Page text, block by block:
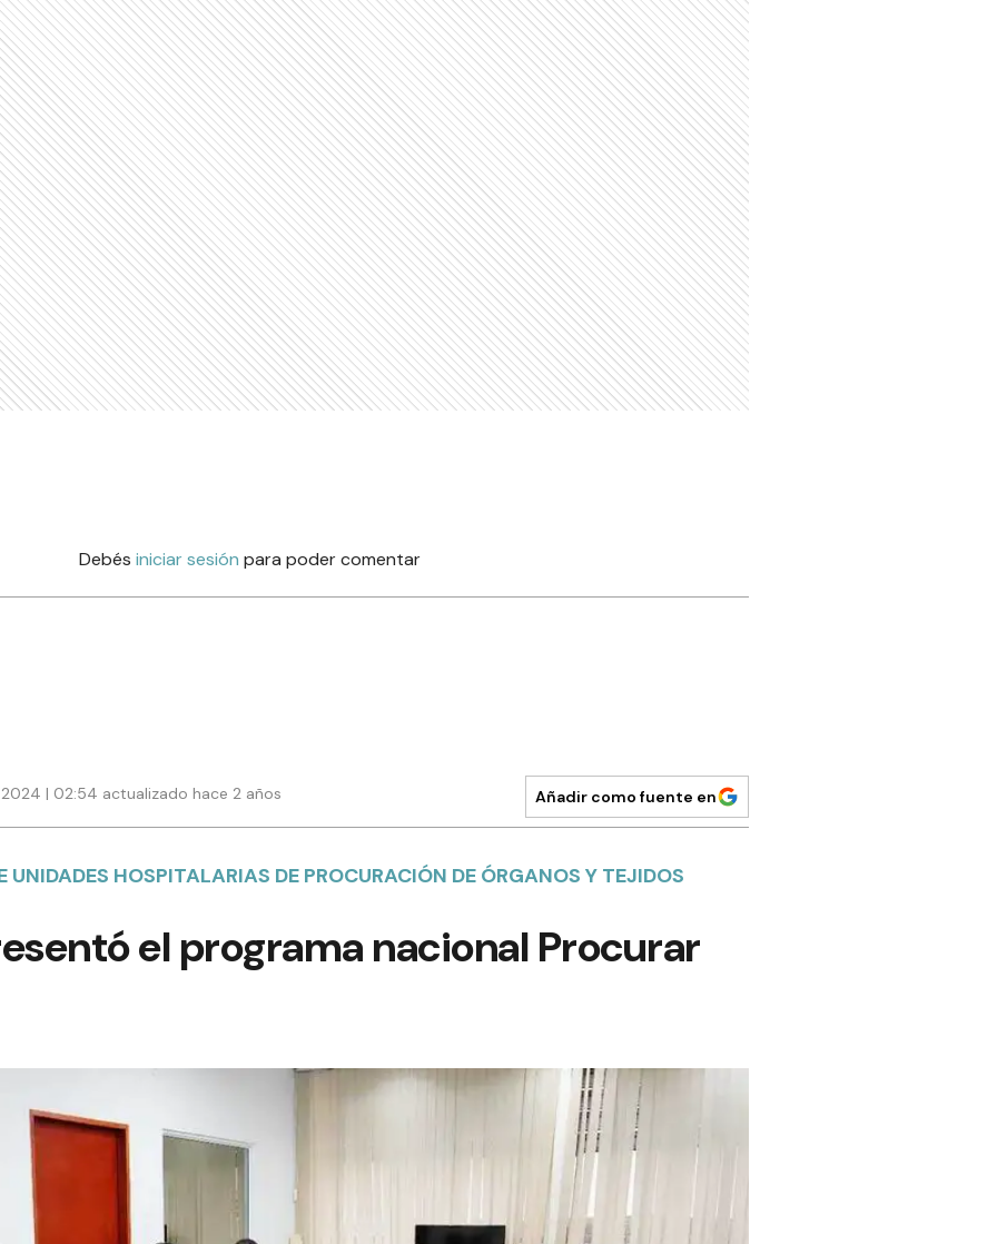
Debés iniciar sesión para poder comentar
| 02:54 actualizado hace 2 años Añadir como fuente en
UNIDADES HOSPITALARIAS DE PROCURACIÓN DE ÓRGANOS Y TEJIDOS
el programa nacional Procurar